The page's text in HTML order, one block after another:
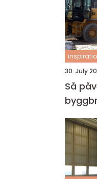
30. July
Så